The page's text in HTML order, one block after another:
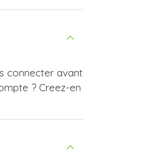
connecter avant
? Creez-en